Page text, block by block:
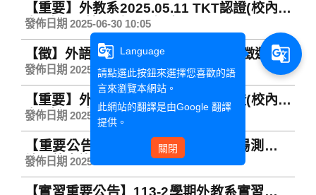
【重要】外教系2025.05.11 TKT認證(校內場
次)證照結果領取通知 Notice of TKT
Collection
發佈日期 2025-06-30 10:05
【徵】外語教學系第20屆全校LOGO徵選
發佈日期 2025-03-12 16:31
【重要】外教系2024.12.01 TKT認證(校內場
次)證照結果領取通知 Notice of TKT
Collection
發佈日期 2025-02-07 10:05
【重要公告】2024/12/01 TKT校園場測驗成
績開放查詢 Notice of TKT Collection
發佈日期 2025-01-07 09:10
【實習重要公告】113-2學期外教系實習申請
g_translate
Language
請點選此按鈕來選擇您喜歡的語
言來瀏覽本網站。
此網站的翻譯是由Google 翻譯
提供。
關閉
g_translate